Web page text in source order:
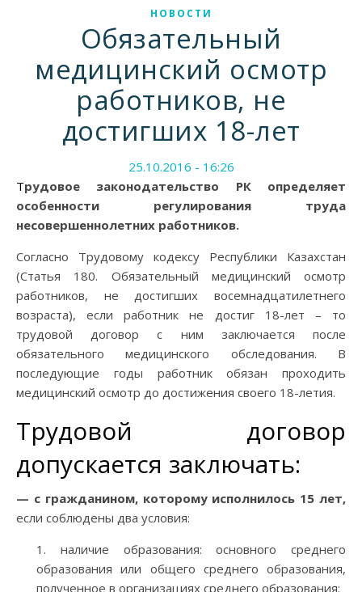
НОВОСТИ
Обязательный
медицинский осмотр
работников, не
достигших 18-лет
25.10.2016 - 16:26
Трудовое законодательство РК определяет
особенности регулирования труда
несовершеннолетних работников.
Согласно Трудовому кодексу Республики Казахстан
(Статья 180. Обязательный медицинский осмотр
работников, не достигших восемнадцатилетнего
возраста), если работник не достиг 18-лет – то
трудовой договор с ним заключается после
обязательного медицинского обследования. В
последующие годы работник обязан проходить
медицинский осмотр до достижения своего 18-летия.
Трудовой договор
допускается заключать:
— с гражданином, которому исполнилось 15 лет,
если соблюдены два условия:
наличие образования: основного среднего
образования или общего среднего образования,
полученное в организациях среднего образования;